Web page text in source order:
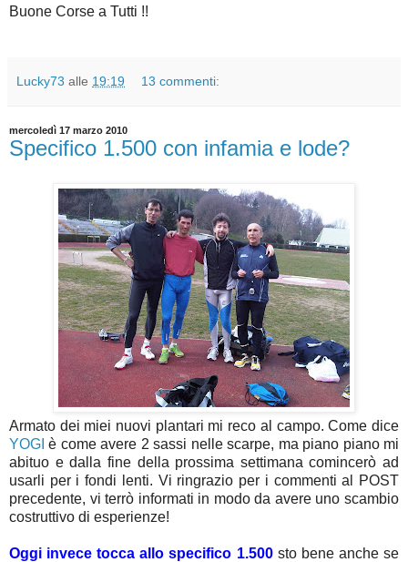
Buone Corse a Tutti !!
Lucky73 alle 19:19 13 commenti:
mercoledì 17 marzo 2010
Specifico 1.500 con infamia e lode?
Armato dei miei nuovi plantari mi reco al campo. Come dice
YOGI è come avere 2 sassi nelle scarpe, ma piano piano mi
abituo e dalla fine della prossima settimana comincerò ad
usarli per i fondi lenti. Vi ringrazio per i commenti al POST
precedente, vi terrò informati in modo da avere uno scambio
costruttivo di esperienze!
Oggi invece tocca allo specifico 1.500sto bene anche se